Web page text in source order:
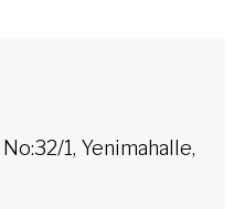
1, Yenimahalle,